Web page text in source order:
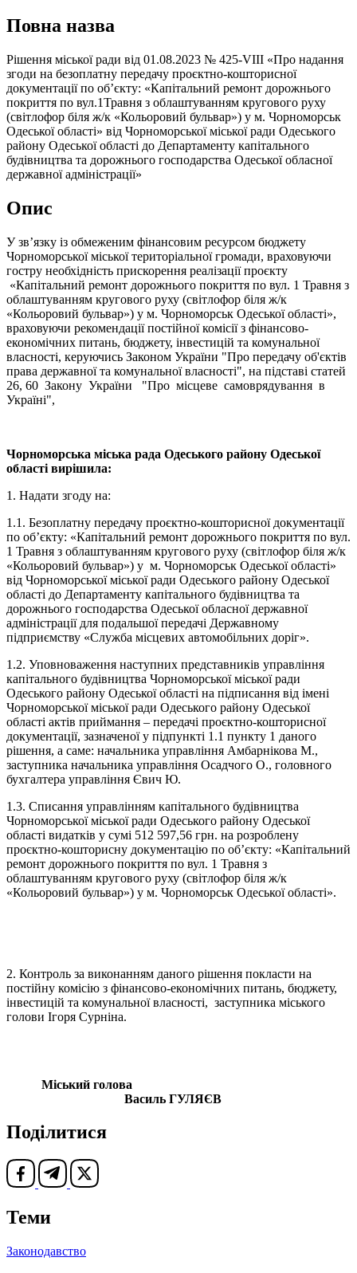
Повна назва
Рішення міської ради від 01.08.2023 № 425-VIII «Про надання
згоди на безоплатну передачу проєктно-кошторисної
документації по об’єкту: «Капітальний ремонт дорожнього
покриття по вул.1Травня з облаштуванням кругового руху
(світлофор біля ж/к «Кольоровий бульвар») у м. Чорноморськ
Одеської області» від Чорноморської міської ради Одеського
району Одеської області до Департаменту капітального
будівництва та дорожнього господарства Одеської обласної
державної адміністрації»
Опис
У зв’язку із обмеженим фінансовим ресурсом бюджету
Чорноморської міської територіальної громади, враховуючи
гостру необхідність прискорення реалізації проєкту
«Капітальний ремонт дорожнього покриття по вул. 1 Травня з
облаштуванням кругового руху (світлофор біля ж/к
«Кольоровий бульвар») у м. Чорноморськ Одеської області»,
враховуючи рекомендації постійної комісії з фінансово-
економічних питань, бюджету, інвестицій та комунальної
власності, керуючись Законом України "Про передачу об'єктів
права державної та комунальної власності", на підставі статей
26, 60 Закону України "Про місцеве самоврядування в
Україні",
Чорноморська міська рада Одеського району Одеської
області вирішила:
1. Надати згоду на:
1.1. Безоплатну передачу проєктно-кошторисної документації
по об’єкту: «Капітальний ремонт дорожнього покриття по вул.
1 Травня з облаштуванням кругового руху (світлофор біля ж/к
«Кольоровий бульвар») у м. Чорноморськ Одеської області»
від Чорноморської міської ради Одеського району Одеської
області до Департаменту капітального будівництва та
дорожнього господарства Одеської обласної державної
адміністрації для подальшої передачі Державному
підприємству «Служба місцевих автомобільних доріг».
1.2. Уповноваження наступних представників управління
капітального будівництва Чорноморської міської ради
Одеського району Одеської області на підписання від імені
Чорноморської міської ради Одеського району Одеської
області актів приймання – передачі проєктно-кошторисної
документації, зазначеної у підпункті 1.1 пункту 1 даного
рішення, а саме: начальника управління Амбарнікова М.,
заступника начальника управління Осадчого О., головного
бухгалтера управління Євич Ю.
1.3. Списання управлінням капітального будівництва
Чорноморської міської ради Одеського району Одеської
області видатків у сумі 512 597,56 грн. на розроблену
проєктно-кошторисну документацію по об’єкту: «Капітальний
ремонт дорожнього покриття по вул. 1 Травня з
облаштуванням кругового руху (світлофор біля ж/к
«Кольоровий бульвар») у м. Чорноморськ Одеської області».
2. Контроль за виконанням даного рішення покласти на
постійну комісію з фінансово-економічних питань, бюджету,
інвестицій та комунальної власності, заступника міського
голови Ігоря Сурніна.
Міський голова
Василь ГУЛЯЄВ
Поділитися
Теми
Законодавство